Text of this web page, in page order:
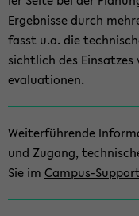
Er­geb­nis­se durch
fasst u.a. die
sicht­lich des
eva­lua­tio­nen.
Wei­ter­füh­ren­de
und Zu­gang,
Sie im Campus-​